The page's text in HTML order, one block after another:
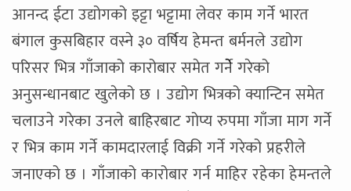
आनन्द ईटा उद्योगको इट्टा भट्टामा लेवर काम गर्ने भारत
बंगाल कुसबिहार वस्ने ३० वर्षिय हेमन्त बर्मनले उद्योग
परिसर भित्र गाँजाको कारोबार समेत गर्नेे गरेको
अनुसन्धानबाट खुलेको छ । उद्योग भित्रको क्यान्टिन समेत
चलाउने गरेका उनले बाहिरबाट गोप्य रुपमा गाँजा माग गर्ने
र भित्र काम गर्ने कामदारलाई विक्री गर्ने गरेको प्रहरीले
जनाएको छ । गाँजाको कारोबार गर्न माहिर रहेका हेमन्तले